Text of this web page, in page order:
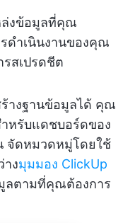
งข้อมูลที่คุณ
ดำเนินงานของคุณ
รสเปรดชีต
างฐานข้อมูลได้ คุณ
หรับแดชบอร์ดของ
จัดหมวดหมู่โดยใช้
งมุมมอง ClickUp
ลตามที่คุณต้องการ